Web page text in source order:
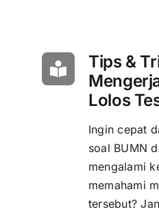
Tips &
Lolos
Ingin cepat
soal BUMN
mengalami
memahami
tersebut?